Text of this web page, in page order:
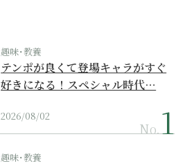
趣味･教養
テンポが良くて登場キャラがすぐ
好きになる！スペシャル時代…
2026/08/02
No.
趣味･教養